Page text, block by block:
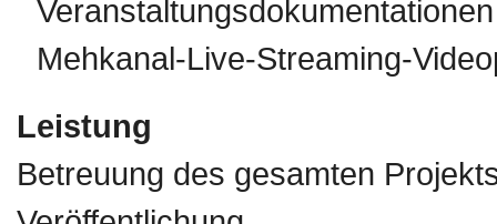
Mehkanal-Live-Streaming-
Leistung
Betreuung des gesamten